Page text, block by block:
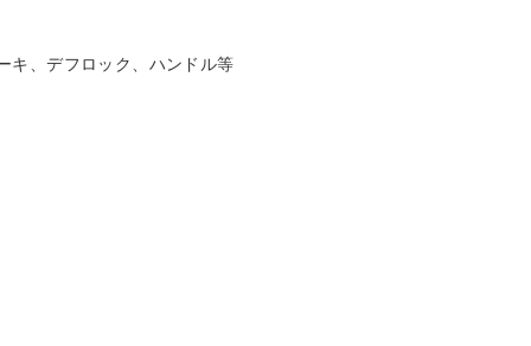
キ、デフロック、ハンドル等